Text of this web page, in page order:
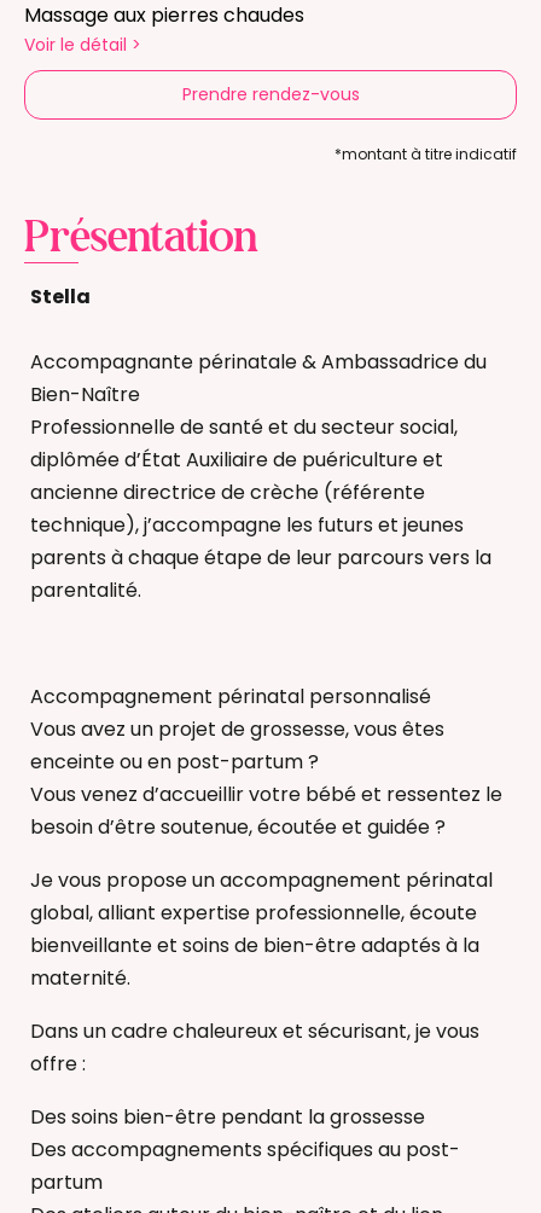
Massage aux pierres chaudes
Voir le détail >
Prendre rendez-vous
*montant à titre indicatif
Présentation
Stella
Accompagnante périnatale & Ambassadrice du
Bien-Naître
Professionnelle de santé et du secteur social,
diplômée d’État Auxiliaire de puériculture et
ancienne directrice de crèche (référente
technique), j’accompagne les futurs et jeunes
parents à chaque étape de leur parcours vers la
parentalité.
Accompagnement périnatal personnalisé
Vous avez un projet de grossesse, vous êtes
enceinte ou en post-partum ?
Vous venez d’accueillir votre bébé et ressentez le
besoin d’être soutenue, écoutée et guidée ?
Je vous propose un accompagnement périnatal
global, alliant expertise professionnelle, écoute
bienveillante et soins de bien-être adaptés à la
maternité.
Dans un cadre chaleureux et sécurisant, je vous
offre :
Des soins bien-être pendant la grossesse
Des accompagnements spécifiques au post-
partum